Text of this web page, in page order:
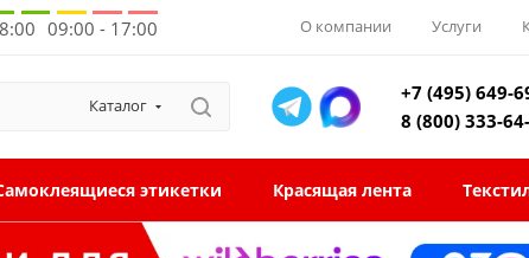
09:00 - 17:00 О компании Услуги
Каталог
+7 (495) 649-
8 (800) 333-
этикетки Красящая лента